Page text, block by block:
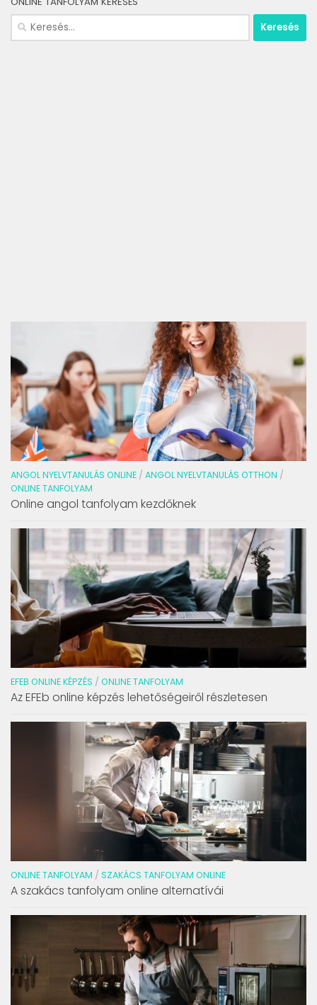
Keresés:
ANGOL NYELVTANULÁS ONLINE / ANGOL NYELVTANULÁS OTTHON /
ONLINE TANFOLYAM
Online angol tanfolyam kezdőknek
EFEB ONLINE KÉPZÉS / ONLINE TANFOLYAM
Az EFEb online képzés lehetőségeiről részletesen
ONLINE TANFOLYAM / SZAKÁCS TANFOLYAM ONLINE
A szakács tanfolyam online alternatívái